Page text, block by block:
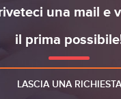
una mail e
il prima
LASCIA UNA RICHIESTA